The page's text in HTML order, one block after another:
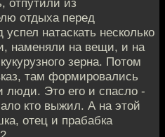
отдыха перед
натаскать несколько
наменяли на вещи, и на
зерна. Потом
там формировались
Это его и спасло -
кто выжил. А на этой
отец и прабабка